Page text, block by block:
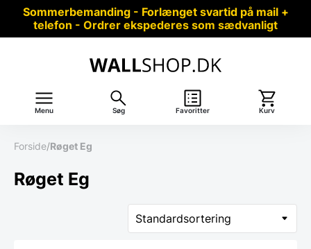
Sommerbemanding - Forlænget svartid på mail +
telefon - Ordrer ekspederes som sædvanligt
Menu Søg Favoritter Kurv
Forside/Røget Eg
Røget Eg